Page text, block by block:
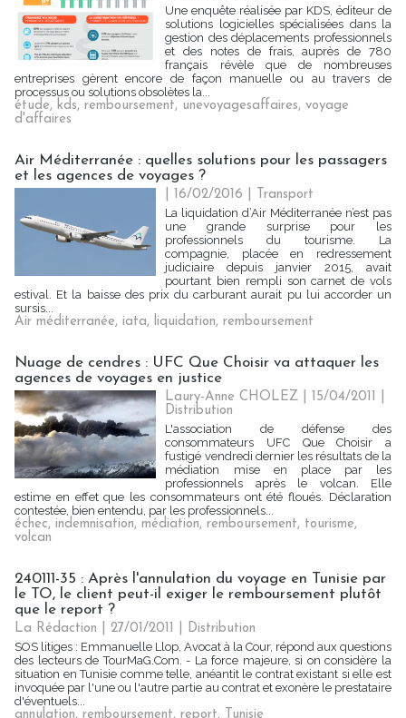
Une enquête réalisée par KDS, éditeur de
solutions logicielles spécialisées dans la
gestion des déplacements professionnels
et des notes de frais, auprès de 780
français révèle que de nombreuses
entreprises gèrent encore de façon manuelle ou au travers de
processus ou solutions obsolètes la...
étude, kds, remboursement, unevoyagesaffaires, voyage
d'affaires
Air Méditerranée : quelles solutions pour les passagers
et les agences de voyages ?
| 16/02/2016
Transport
La liquidation d’Air Méditerranée n’est pas
une grande surprise pour les
professionnels du tourisme. La
compagnie, placée en redressement
judiciaire depuis janvier 2015, avait
pourtant bien rempli son carnet de vols
estival. Et la baisse des prix du carburant aurait pu lui accorder un
sursis...
Air méditerranée, iata, liquidation, remboursement
Nuage de cendres : UFC Que Choisir va attaquer les
agences de voyages en justice
Laury-Anne CHOLEZ | 15/04/2011
Distribution
L'association de défense des
consommateurs UFC Que Choisir a
fustigé vendredi dernier les résultats de la
médiation mise en place par les
professionnels après le volcan. Elle
estime en effet que les consommateurs ont été floués. Déclaration
contestée, bien entendu, par les professionnels...
échec, indemnisation, médiation, remboursement, tourisme,
volcan
240111-35 : Après l'annulation du voyage en Tunisie par
le TO, le client peut-il exiger le remboursement plutôt
que le report ?
La Rédaction | 27/01/2011
Distribution
SOS litiges : Emmanuelle Llop, Avocat à la Cour, répond aux questions
des lecteurs de TourMaG.Com. - La force majeure, si on considère la
situation en Tunisie comme telle, anéantit le contrat existant si elle est
invoquée par l'une ou l'autre partie au contrat et exonère le prestataire
d'éventuels...
annulation, remboursement, report, Tunisie